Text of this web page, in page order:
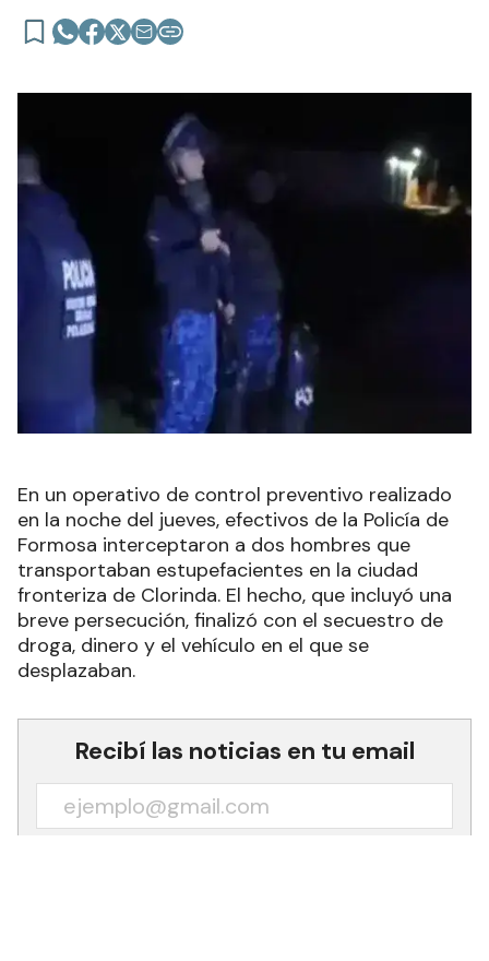
En un operativo de control preventivo realizado
en la noche del jueves, efectivos de la Policía de
Formosa interceptaron a dos hombres que
transportaban estupefacientes en la ciudad
fronteriza de Clorinda. El hecho, que incluyó una
breve persecución, finalizó con el secuestro de
droga, dinero y el vehículo en el que se
desplazaban.
Recibí las noticias en tu email